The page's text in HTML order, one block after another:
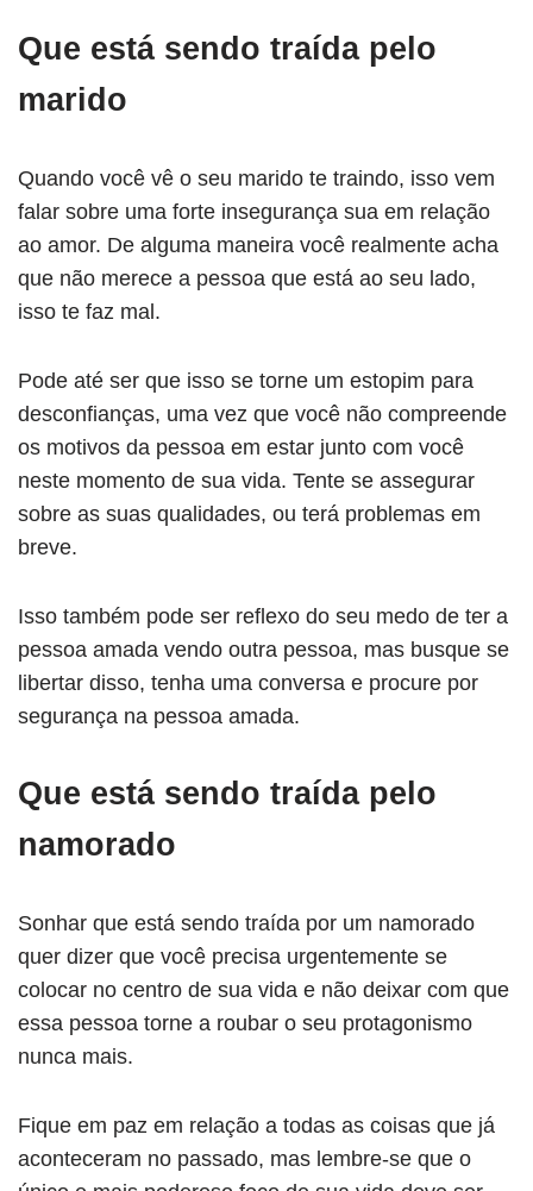
Que está sendo traída pelo
marido
Quando você vê o seu marido te traindo, isso vem
falar sobre uma forte insegurança sua em relação
ao amor. De alguma maneira você realmente acha
que não merece a pessoa que está ao seu lado,
isso te faz mal.
Pode até ser que isso se torne um estopim para
desconfianças, uma vez que você não compreende
os motivos da pessoa em estar junto com você
neste momento de sua vida. Tente se assegurar
sobre as suas qualidades, ou terá problemas em
breve.
Isso também pode ser reflexo do seu medo de ter a
pessoa amada vendo outra pessoa, mas busque se
libertar disso, tenha uma conversa e procure por
segurança na pessoa amada.
Que está sendo traída pelo
namorado
Sonhar que está sendo traída por um namorado
quer dizer que você precisa urgentemente se
colocar no centro de sua vida e não deixar com que
essa pessoa torne a roubar o seu protagonismo
nunca mais.
Fique em paz em relação a todas as coisas que já
aconteceram no passado, mas lembre-se que o